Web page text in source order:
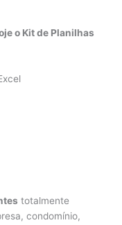
o Kit de Planilhas
totalmente
condomínio,